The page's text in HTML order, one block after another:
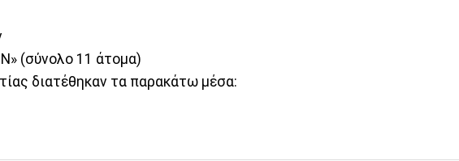
(σύνολο 11 άτομα)
διατέθηκαν τα παρακάτω μέσα: